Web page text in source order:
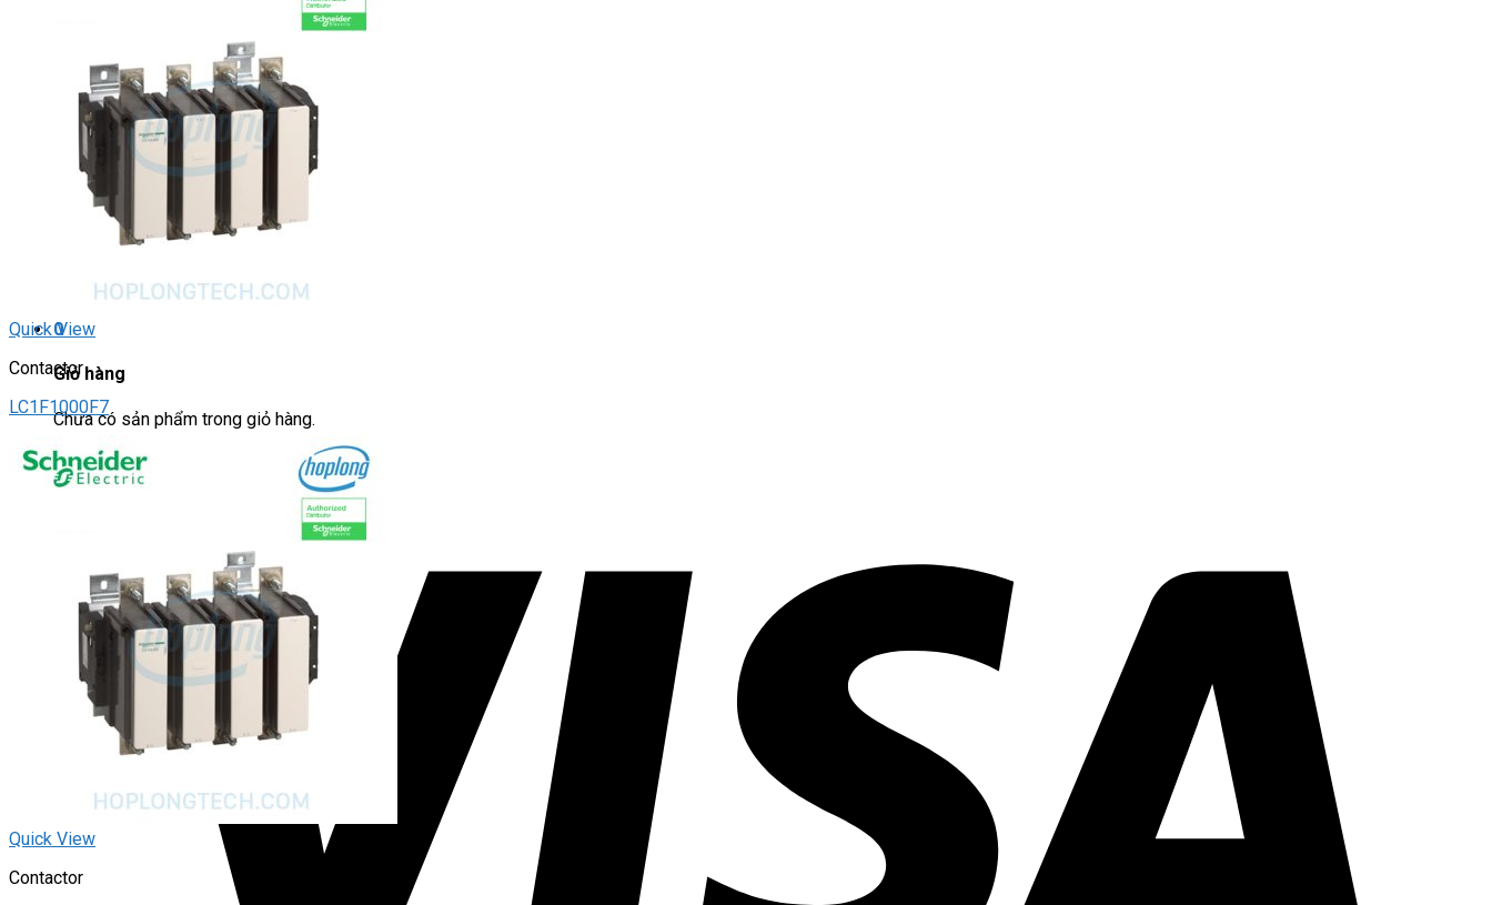
Đèn báo quay
Đèn báo panel tròn
Đèn báo tháp
Đèn báo khác
CHUYỂN MẠCH / NÚT NHẤN
Chuyển mạch có khóa
Công tắc dừng khẩn
Phích cắm / Ổ cắm / Công tắc
Can nhiệt
0
Giỏ hàng
Chưa có sản phẩm trong giỏ hàng.
Quick View
Contactor
LC1F1000F7
Quick View
Contactor